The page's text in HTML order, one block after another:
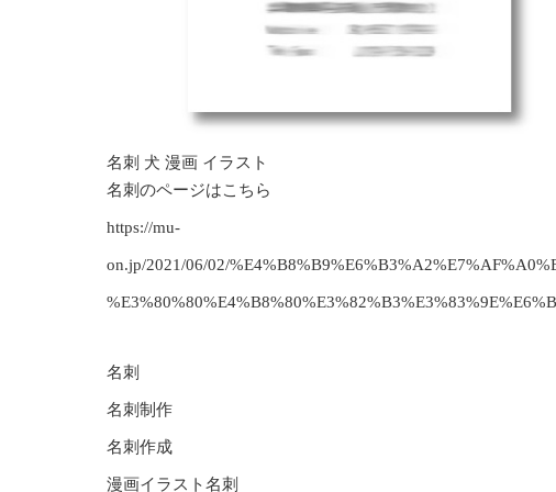
名刺 犬 漫画 イラスト
名刺のページはこちら
https://mu-
on.jp/2021/06/02/
名刺
名刺制作
名刺作成
漫画イラスト名刺